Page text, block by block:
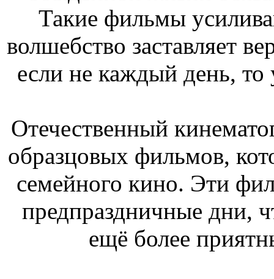
Такие фильмы
волшебство заставляет
если не каждый день, то
Отечественный
образцовых фильмов,
семейного кино. Эти
предпраздничные дни,
ещё более